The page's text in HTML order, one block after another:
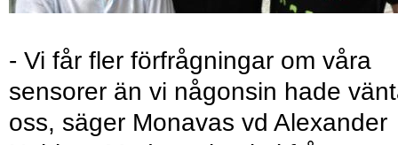
- Vi får fler förfrågningar om våra
sensorer än vi någonsin hade
oss, säger Monavas vd Alexander